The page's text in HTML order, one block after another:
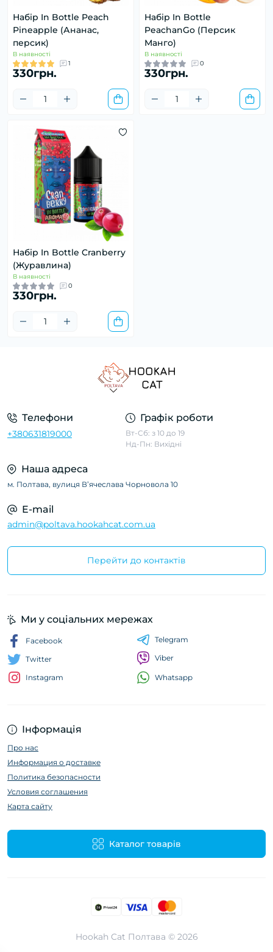
Набір In Bottle Peach
Pineapple (Ананас,
персик)
В наявності
1
330грн.
Набір In Bottle
PeachanGo (Персик
Манго)
В наявності
0
330грн.
Набір In Bottle Cranberry
(Журавлина)
В наявності
0
330грн.
Телефони
+380631819000
Графік роботи
Вт-Сб: з 10 до 19
Нд-Пн: Вихідні
Наша адреса
м. Полтава, вулиця Вʼячеслава Чорновола 10
E-mail
admin@poltava.hookahcat.com.ua
Перейти до контактів
Інформація
Про нас
Информация о доставке
Политика безопасности
Условия соглашения
Карта сайту
Каталог товарів
Ми у соціальних мережах
Facebook
Twitter
Instagram
Telegram
Viber
Whatsapp
Hookah Cat Полтава © 2026